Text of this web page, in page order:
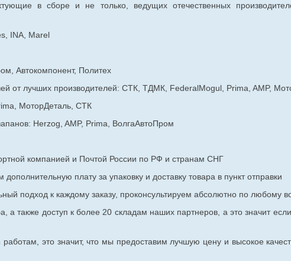
в сборе и не только, ведущих отечественных
INA, Marel
Автокомпонент, Политех
от лучших производителей: СТК, ТДМК, FederalMogul, Prima, AMP,
МоторДеталь, СТК
Herzog, AMP, Prima, ВолгаАвтоПром
компанией и Почтой России по РФ и странам СНГ
плату за упаковку и доставку товара в пункт отправки
подход к каждому заказу, проконсультируем абсолютно по любому
а также доступ к более 20 складам наших партнеров, а это значит
это значит, что мы предоставим лучшую цену и высокое